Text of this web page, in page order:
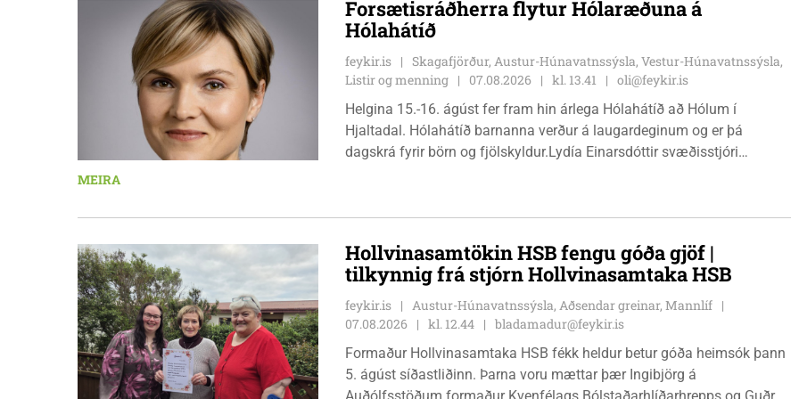
Forsætisráðherra flytur Hólaræðuna á
Hólahátíð
feykir.is
Skagafjörður, Austur-Húnavatnssýsla, Vestur-Húnavatnssýsla,
Listir og menning
07.08.2026 kl. 13.41
oli@feykir.is
Helgina 15.-16. ágúst fer fram hin árlega Hólahátíð að Hólum í
Hjaltadal. Hólahátíð barnanna verður á laugardeginum og er þá
dagskrá fyrir börn og fjölskyldur.Lydía Einarsdóttir svæðisstjóri
MEIRA
Hollvinasamtökin HSB fengu góða gjöf |
tilkynnig frá stjórn Hollvinasamtaka HSB
feykir.is
Austur-Húnavatnssýsla, Aðsendar greinar, Mannlíf
07.08.2026
kl. 12.44
bladamadur@feykir.is
Formaður Hollvinasamtaka HSB fékk heldur betur góða heimsók þann
5. ágúst síðastliðinn. Þarna voru mættar þær Ingibjörg á